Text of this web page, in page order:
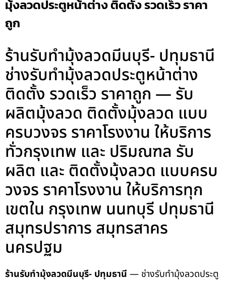
มุ้งลวดประตูหน้าต่าง ติดตั้ง รวดเร็ว ราคา
ถูก
ร้านรับทำมุ้งลวดมีนบุรี- ปทุมธานี
ช่างรับทำมุ้งลวดประตูหน้าต่าง
ติดตั้ง รวดเร็ว ราคาถูก — รับ
ผลิตมุ้งลวด ติดตั้งมุ้งลวด แบบ
ครบวงจร ราคาโรงงาน ให้บริการ
ทั่วกรุงเทพ และ ปริมณฑล รับ
ผลิต และ ติดตั้งมุ้งลวด แบบครบ
วงจร ราคาโรงงาน ให้บริการทุก
เขตใน กรุงเทพ นนทบุรี ปทุมธานี
สมุทรปราการ สมุทรสาคร
นครปฐม
ร้านรับทำมุ้งลวดมีนบุรี- ปทุมธานี — ช่างรับทำมุ้งลวดประตู